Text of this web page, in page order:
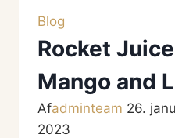
øl?
Og
øl
Blog
Rocket
Mango and
Afadminteam 26.
2023